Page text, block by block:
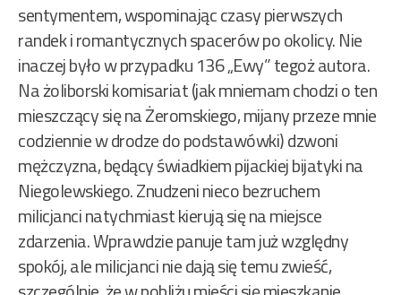
sentymentem, wspominając czasy pierwszych
randek i romantycznych spacerów po okolicy. Nie
inaczej było w przypadku 136 „Ewy” tegoż autora.
Na żoliborski komisariat (jak mniemam chodzi o ten
mieszczący się na Żeromskiego, mijany przeze mnie
codziennie w drodze do podstawówki) dzwoni
mężczyzna, będący świadkiem pijackiej bijatyki na
Niegolewskiego. Znudzeni nieco bezruchem
milicjanci natychmiast kierują się na miejsce
zdarzenia. Wprawdzie panuje tam już względny
spokój, ale milicjanci nie dają się temu zwieść,